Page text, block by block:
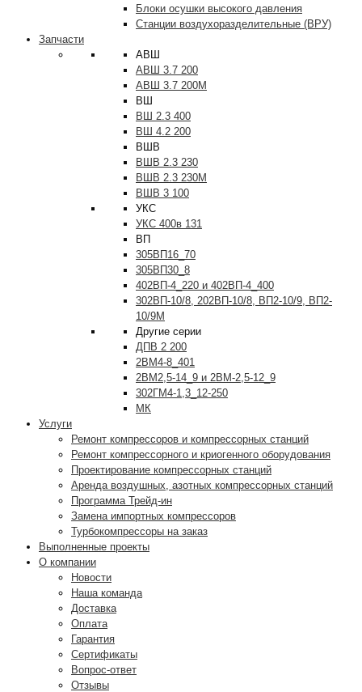
Блоки осушки высокого давления
Станции воздухоразделительные (ВРУ)
Запчасти
АВШ
АВШ 3.7 200
АВШ 3.7 200М
ВШ
ВШ 2.3 400
ВШ 4.2 200
ВШВ
ВШВ 2.3 230
ВШВ 2.3 230М
ВШВ 3 100
УКС
УКС 400в 131
ВП
305ВП16_70
305ВП30_8
402ВП-4_220 и 402ВП-4_400
302ВП-10/8, 202ВП-10/8, ВП2-10/9, ВП2-
10/9М
Другие серии
ДПВ 2 200
2ВМ4-8_401
2ВМ2,5-14_9 и 2ВМ-2,5-12_9
302ГМ4-1,3_12-250
МК
Услуги
Ремонт компрессоров и компрессорных станций
Ремонт компрессорного и криогенного оборудования
Проектирование компрессорных станций
Аренда воздушных, азотных компрессорных станций
Программа Трейд-ин
Замена импортных компрессоров
Турбокомпрессоры на заказ
Выполненные проекты
О компании
Новости
Наша команда
Доставка
Оплата
Гарантия
Сертификаты
Вопрос-ответ
Отзывы